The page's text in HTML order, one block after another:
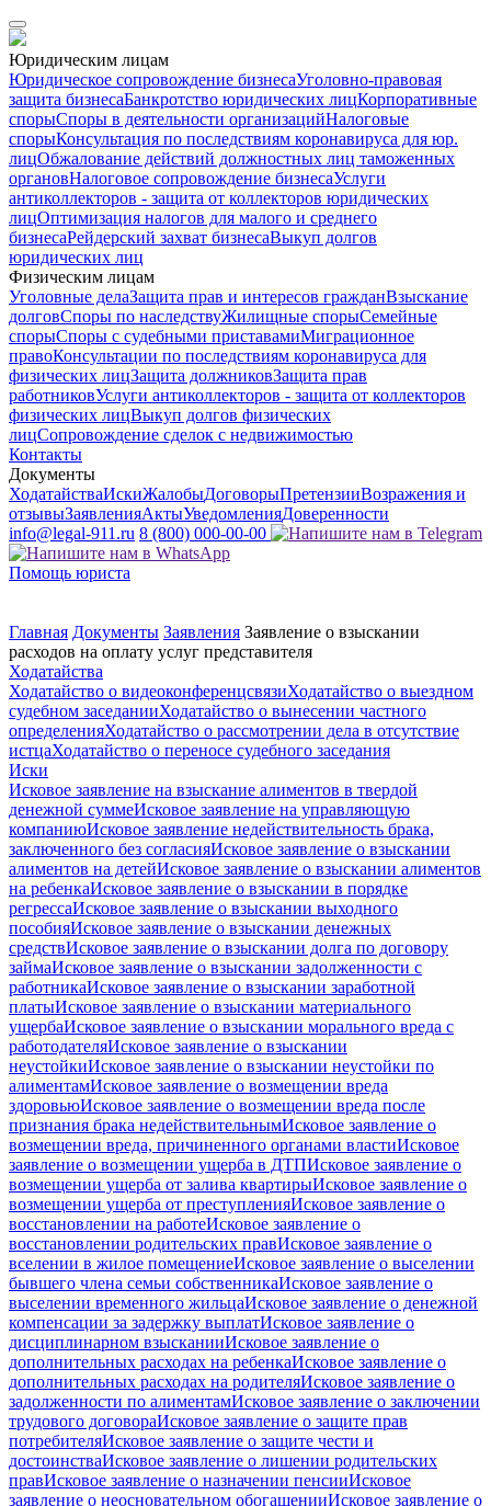
Юридическим лицам
Юридическое сопровождение бизнесаУголовно-правовая
защита бизнесаБанкротство юридических лицКорпоративные
спорыСпоры в деятельности организацийНалоговые
спорыКонсультация по последствиям коронавируса для юр.
лицОбжалование действий должностных лиц таможенных
органовНалоговое сопровождение бизнесаУслуги
антиколлекторов - защита от коллекторов юридических
лицОптимизация налогов для малого и среднего
бизнесаРейдерский захват бизнесаВыкуп долгов
юридических лиц
Физическим лицам
Уголовные делаЗащита прав и интересов гражданВзыскание
долговСпоры по наследствуЖилищные спорыСемейные
спорыСпоры с судебными приставамиМиграционное
правоКонсультации по последствиям коронавируса для
физических лицЗащита должниковЗащита прав
работниковУслуги антиколлекторов - защита от коллекторов
физических лицВыкуп долгов физических
лицСопровождение сделок с недвижимостью
Контакты
Документы
ХодатайстваИскиЖалобыДоговорыПретензииВозражения и
отзывыЗаявленияАктыУведомленияДоверенности
info@legal-911.ru 8 (800) 000-00-00
Помощь юриста
Главная Документы Заявления Заявление о взыскании
расходов на оплату услуг представителя
Ходатайства
Ходатайство о видеоконференцсвязиХодатайство о выездном
судебном заседанииХодатайство о вынесении частного
определенияХодатайство о рассмотрении дела в отсутствие
истцаХодатайство о переносе судебного заседания
Иски
Исковое заявление на взыскание алиментов в твердой
денежной суммеИсковое заявление на управляющую
компаниюИсковое заявление недействительность брака,
заключенного без согласияИсковое заявление о взыскании
алиментов на детейИсковое заявление о взыскании алиментов
на ребенкаИсковое заявление о взыскании в порядке
регрессаИсковое заявление о взыскании выходного
пособияИсковое заявление о взыскании денежных
средствИсковое заявление о взыскании долга по договору
займаИсковое заявление о взыскании задолженности с
работникаИсковое заявление о взыскании заработной
платыИсковое заявление о взыскании материального
ущербаИсковое заявление о взыскании морального вреда с
работодателяИсковое заявление о взыскании
неустойкиИсковое заявление о взыскании неустойки по
алиментамИсковое заявление о возмещении вреда
здоровьюИсковое заявление о возмещении вреда после
признания брака недействительнымИсковое заявление о
возмещении вреда, причиненного органами властиИсковое
заявление о возмещении ущерба в ДТПИсковое заявление о
возмещении ущерба от залива квартирыИсковое заявление о
возмещении ущерба от преступленияИсковое заявление о
восстановлении на работеИсковое заявление о
восстановлении родительских правИсковое заявление о
вселении в жилое помещениеИсковое заявление о выселении
бывшего члена семьи собственникаИсковое заявление о
выселении временного жильцаИсковое заявление о денежной
компенсации за задержку выплатИсковое заявление о
дисциплинарном взысканииИсковое заявление о
дополнительных расходах на ребенкаИсковое заявление о
дополнительных расходах на родителяИсковое заявление о
задолженности по алиментамИсковое заявление о заключении
трудового договораИсковое заявление о защите прав
потребителяИсковое заявление о защите чести и
достоинстваИсковое заявление о лишении родительских
правИсковое заявление о назначении пенсииИсковое
заявление о неосновательном обогащенииИсковое заявление о